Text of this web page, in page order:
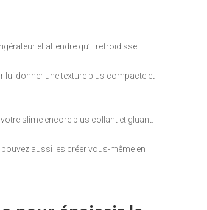
et attendre qu’il refroidisse.
lui donner une texture plus compacte et
slime encore plus collant et gluant.
aussi les créer vous-même en